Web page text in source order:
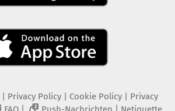
Privacy Policy| Cookie Policy| Privacy
| 2